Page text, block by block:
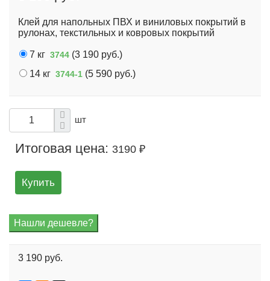
Клей для напольных ПВХ и виниловых покрытий в
рулонах, текстильных и ковровых покрытий
7 кг 3744 (3 190 руб.)
14 кг 3744-1 (5 590 руб.)
шт
Итоговая цена: 3190 ₽
Купить
3 190 руб.